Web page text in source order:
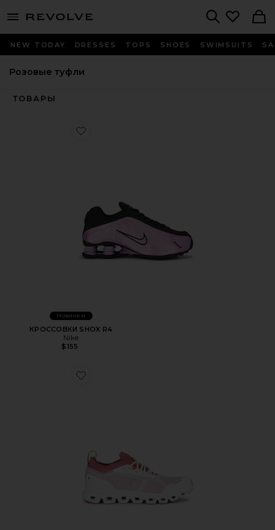
menu - shows more content
NEW TODAY DRESSES TOPS SHOES SWIMSUITS
Розовые туфли
ТОВАРЫ
Favorite КРОССОВКИ SHOX R4
Новинки
КРОССОВКИ SHOX R4
Nike
$155
Favorite КРОССОВКИ CLOUD 6 VERSA